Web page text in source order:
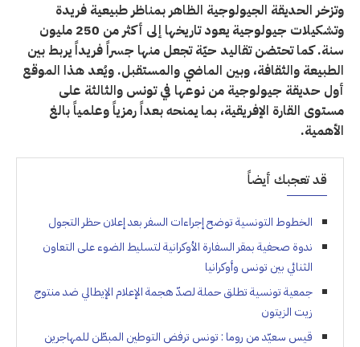
وتزخر الحديقة الجيولوجية الظاهر بمناظر طبيعية فريدة
وتشكيلات جيولوجية يعود تاريخها إلى أكثر من 250 مليون
سنة. كما تحتضن تقاليد حيّة تجعل منها جسراً فريداً يربط بين
الطبيعة والثقافة، وبين الماضي والمستقبل. ويُعد هذا الموقع
أول حديقة جيولوجية من نوعها في تونس والثالثة على
مستوى القارة الإفريقية، بما يمنحه بعداً رمزياً وعلمياً بالغ
الأهمية.
قد تعجبك أيضاً
الخطوط التونسية توضح إجراءات السفر بعد إعلان حظر التجول
ندوة صحفية بمقر السفارة الأوكرانية لتسليط الضوء على التعاون
الثنائي بين تونس وأوكرانيا
جمعية تونسية تطلق حملة لصدّ هجمة الإعلام الإيطالي ضد منتوج
زيت الزيتون
قيس سعيّد من روما : تونس ترفض التوطين المبطّن للمهاجرين